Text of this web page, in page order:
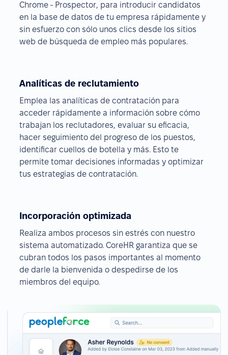
Chrome - Prospector, para introducir candidatos
en la base de datos de tu empresa rápidamente y
sin esfuerzo con sólo unos clics desde los sitios
web de búsqueda de empleo más populares.
Analíticas de reclutamiento
Emplea las analíticas de contratación para
acceder rápidamente a información sobre cómo
trabajan los reclutadores, evaluar su eficacia,
hacer seguimiento del progreso de los puestos,
identificar cuellos de botella y más. Esto te
permite tomar decisiones informadas y optimizar
tus estrategias de contratación.
Incorporación optimizada
Realiza ambos procesos sin estrés con nuestro
sistema automatizado. CoreHR garantiza que se
cubran todos los pasos importantes al momento
de darle la bienvenida o despedirse de los
miembros del equipo.